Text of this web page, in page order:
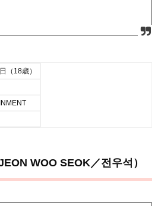
（18歳）
WOO SEOK／전우석）